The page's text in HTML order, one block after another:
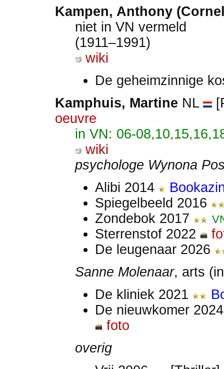
Kampen, Anthony
niet in VN vermeld
(1911–1991)
wiki
De geheimzinnige
Kamphuis, Martine NL
oeuvre
in VN: 06-
wiki
psychologe Wynona
Alibi 2014
Spiegelbeeld 2016
Zondebok 2017
Sterrenstof 2022
De leugenaar 2026
Sanne Molenaar, arts
De kliniek 2021
De nieuwkomer
foto
overig